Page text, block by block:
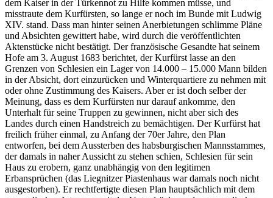
dem Kaiser in der Türkennot zu Hilfe kommen müsse, und
misstraute dem Kurfürsten, so lange er noch im Bunde mit Ludwig
XIV. stand. Dass man hinter seinen Anerbietungen schlimme Pläne
und Absichten gewittert habe, wird durch die veröffentlichten
Aktenstücke nicht bestätigt. Der französische Gesandte hat seinem
Hofe am 3. August 1683 berichtet, der Kurfürst lasse an den
Grenzen von Schlesien ein Lager von 14.000 – 15.000 Mann bilden
in der Absicht, dort einzurücken und Winterquartiere zu nehmen mit
oder ohne Zustimmung des Kaisers. Aber er ist doch selber der
Meinung, dass es dem Kurfürsten nur darauf ankomme, den
Unterhalt für seine Truppen zu gewinnen, nicht aber sich des
Landes durch einen Handstreich zu bemächtigen. Der Kurfürst hat
freilich früher einmal, zu Anfang der 70er Jahre, den Plan
entworfen, bei dem Aussterben des habsburgischen Mannsstammes,
der damals in naher Aussicht zu stehen schien, Schlesien für sein
Haus zu erobern, ganz unabhängig von den legitimen
Erbansprüchen (das Liegnitzer Piastenhaus war damals noch nicht
ausgestorben). Er rechtfertigte diesen Plan hauptsächlich mit dem